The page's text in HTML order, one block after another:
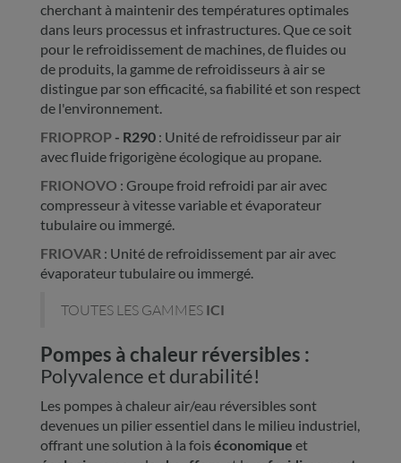
cherchant à maintenir des températures optimales
dans leurs processus et infrastructures. Que ce soit
pour le refroidissement de machines, de fluides ou
de produits, la gamme de refroidisseurs à air se
distingue par son efficacité, sa fiabilité et son respect
de l'environnement.
FRIOPROP - R290 : Unité de refroidisseur par air
avec fluide frigorigène écologique au propane.
FRIONOVO : Groupe froid refroidi par air avec
compresseur à vitesse variable et évaporateur
tubulaire ou immergé.
FRIOVAR : Unité de refroidissement par air avec
évaporateur tubulaire ou immergé.
TOUTES LES GAMMES ICI
Pompes à chaleur réversibles :
Polyvalence et durabilité!
Les pompes à chaleur air/eau réversibles sont
devenues un pilier essentiel dans le milieu industriel,
offrant une solution à la fois économique et